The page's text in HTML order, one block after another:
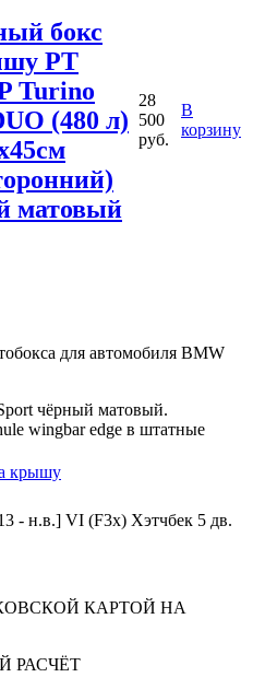
бокс
PT
Turino
(480 л)
матовый
28
500
руб.
В
корзину
для автомобиля BMW
чёрный матовый.
wingbar edge в штатные
крышу
- н.в.] VI (F3x) Хэтчбек 5 дв.
КАРТОЙ НА
РАСЧЁТ